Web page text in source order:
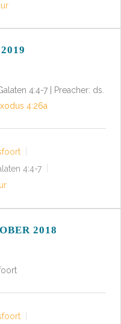
4:4-7 | Preacher: ds.
4:26a
4:4-7
2018